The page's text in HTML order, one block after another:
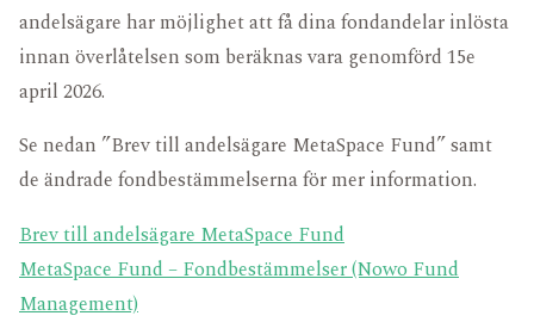
andelsägare har möjlighet att få dina fondandelar inlösta
innan överlåtelsen som beräknas vara genomförd 15e
april 2026.
Se nedan ”Brev till andelsägare MetaSpace Fund” samt
de ändrade fondbestämmelserna för mer information.
Brev till andelsägare MetaSpace Fund
MetaSpace Fund – Fondbestämmelser (Nowo Fund
Management)